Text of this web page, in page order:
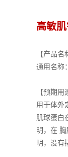
高敏
【产品名
通用名称
【预期用
用于体外
肌球蛋白
明，在
明，没有